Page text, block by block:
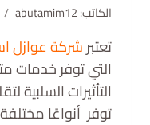
الكاتب:abutamim12
تعتبرشركة عوازل
التي توفر خدمات
التأثيرات السلبية
توفر أنواعًا